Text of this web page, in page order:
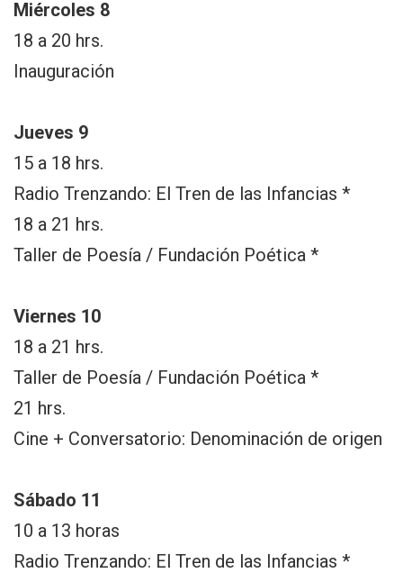
Miércoles 8
18 a 20 hrs.
Inauguración
Jueves 9
15 a 18 hrs.
Radio Trenzando: El Tren de las Infancias *
18 a 21 hrs.
Taller de Poesía / Fundación Poética *
Viernes 10
18 a 21 hrs.
Taller de Poesía / Fundación Poética *
21 hrs.
Cine + Conversatorio: Denominación de origen
Sábado 11
10 a 13 horas
Radio Trenzando: El Tren de las Infancias *